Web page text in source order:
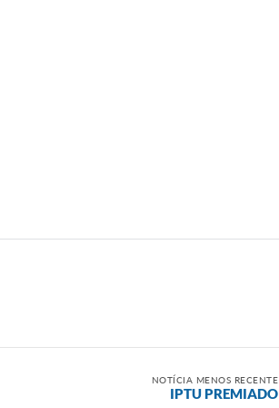
NOTÍCIA MENOS RECENTE
IPTU PREMIADO